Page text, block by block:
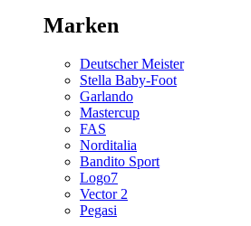
Marken
Deutscher Meister
Stella Baby-Foot
Garlando
Mastercup
FAS
Norditalia
Bandito Sport
Logo7
Vector 2
Pegasi